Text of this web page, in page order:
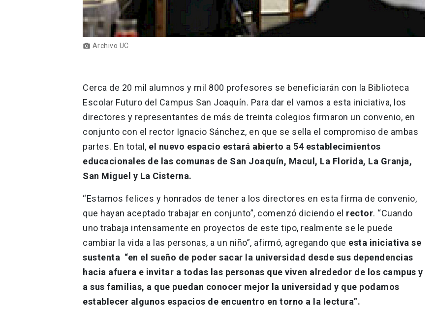
photo_camera Archivo UC
Cerca de 20 mil alumnos y mil 800 profesores se beneficiarán con la Biblioteca
Escolar Futuro del Campus San Joaquín. Para dar el vamos a esta iniciativa, los
directores y representantes de más de treinta colegios firmaron un convenio, en
conjunto con el rector Ignacio Sánchez, en que se sella el compromiso de ambas
partes. En total, el nuevo espacio estará abierto a 54 establecimientos
educacionales de las comunas de San Joaquín, Macul, La Florida, La Granja,
San Miguel y La Cisterna.
“Estamos felices y honrados de tener a los directores en esta firma de convenio,
que hayan aceptado trabajar en conjunto”, comenzó diciendo el rector. “Cuando
uno trabaja intensamente en proyectos de este tipo, realmente se le puede
cambiar la vida a las personas, a un niño”, afirmó, agregando que esta iniciativa se
sustenta “en el sueño de poder sacar la universidad desde sus dependencias
hacia afuera e invitar a todas las personas que viven alrededor de los campus y
a sus familias, a que puedan conocer mejor la universidad y que podamos
establecer algunos espacios de encuentro en torno a la lectura”.